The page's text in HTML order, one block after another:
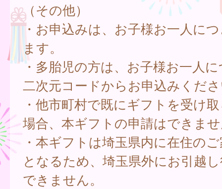
（その他）
・お申込みは、お子様お一人に
ます。
・多胎児の方は、お子様お一人
二次元コードからお申込みくだ
・他市町村で既にギフトを受け
場合、本ギフトの申請はできま
・本ギフトは埼玉県内に在住の
となるため、埼玉県外にお引越
できません。